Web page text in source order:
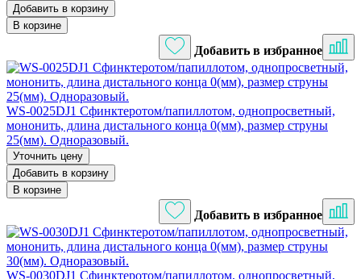
Добавить в корзину
В корзине
Добавить в избранное
WS-0025DJ1 Сфинктеротом/папиллотом, однопросветный,
мононить, длина дистального конца 0(мм), размер струны
25(мм). Одноразовый.
Уточнить цену
Добавить в корзину
В корзине
Добавить в избранное
WS-0030DJ1 Сфинктеротом/папиллотом, однопросветный,